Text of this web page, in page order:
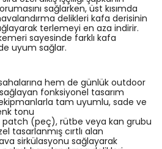
sağlarken, üst kısımda
delikleri kafa derisinin
terlemeyi en aza indirir.
sayesinde farklı kafa
uyum sağlar.
hem de günlük outdoor
fonksiyonel tasarım
tam uyumlu, sade ve
tonu
(peç), rütbe veya kan grubu
tasarlanmış cırtlı alan
sirkülasyonu sağlayarak